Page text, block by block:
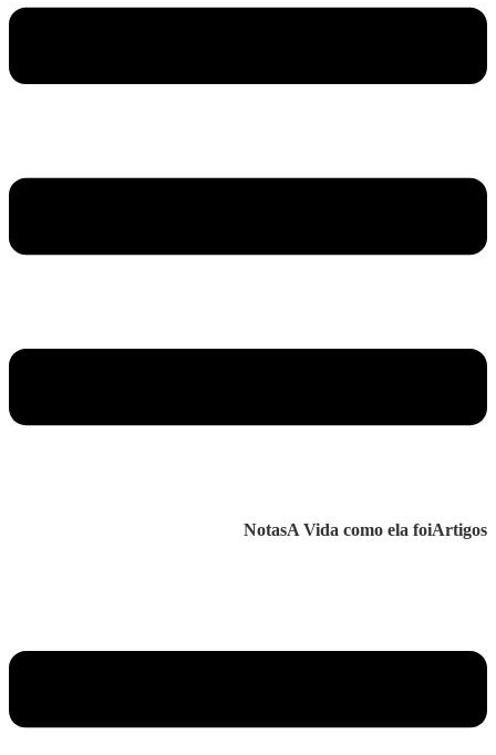
NotasA Vida como ela foiArtigos